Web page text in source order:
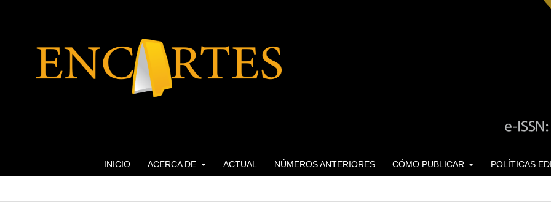
INICIO ACERCA DE ACTUAL NÚMEROS ANTERIORES CÓMO PUBLICAR POLÍTICAS